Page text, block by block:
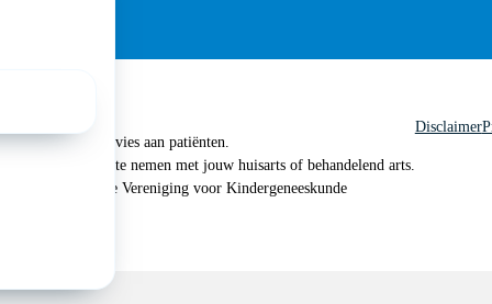
geen medisch advies aan patiënten.
je om contact op te nemen met jouw huisarts of behandelend arts.
Nederlandse Vereniging voor Kindergeneeskunde
Disclaimer